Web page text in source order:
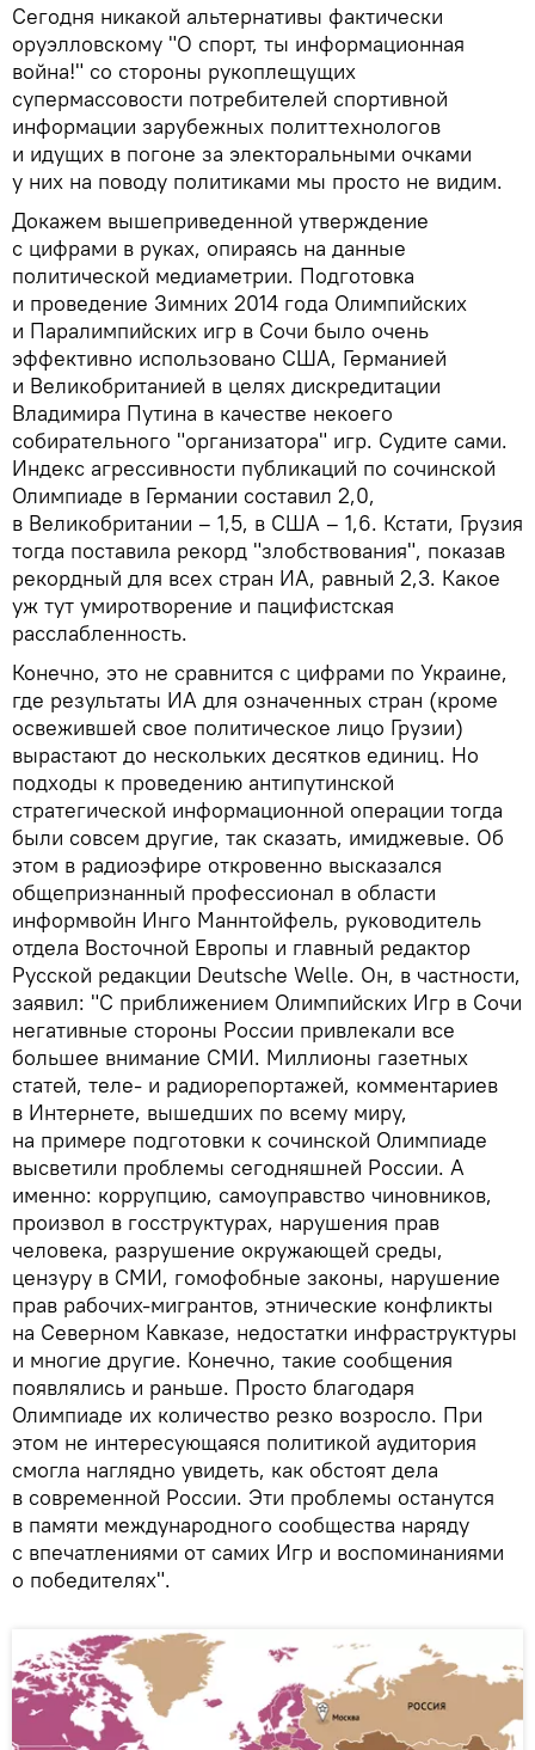
Сегодня никакой альтернативы фактически
оруэлловскому "О спорт, ты информационная
война!" со стороны рукоплещущих
супермассовости потребителей спортивной
информации зарубежных политтехнологов
и идущих в погоне за электоральными очками
у них на поводу политиками мы просто не видим.
Докажем вышеприведенной утверждение
с цифрами в руках, опираясь на данные
политической медиаметрии. Подготовка
и проведение Зимних 2014 года Олимпийских
и Паралимпийских игр в Сочи было очень
эффективно использовано США, Германией
и Великобританией в целях дискредитации
Владимира Путина в качестве некоего
собирательного "организатора" игр. Судите сами.
Индекс агрессивности публикаций по сочинской
Олимпиаде в Германии составил 2,0,
в Великобритании – 1,5, в США – 1,6. Кстати, Грузия
тогда поставила рекорд "злобствования", показав
рекордный для всех стран ИА, равный 2,3. Какое
уж тут умиротворение и пацифистская
расслабленность.
Конечно, это не сравнится с цифрами по Украине,
где результаты ИА для означенных стран (кроме
освежившей свое политическое лицо Грузии)
вырастают до нескольких десятков единиц. Но
подходы к проведению антипутинской
стратегической информационной операции тогда
были совсем другие, так сказать, имиджевые. Об
этом в радиоэфире откровенно высказался
общепризнанный профессионал в области
информвойн Инго Маннтойфель, руководитель
отдела Восточной Европы и главный редактор
Русской редакции Deutsche Welle. Он, в частности,
заявил: "С приближением Олимпийских Игр в Сочи
негативные стороны России привлекали все
большее внимание СМИ. Миллионы газетных
статей, теле- и радиорепортажей, комментариев
в Интернете, вышедших по всему миру,
на примере подготовки к сочинской Олимпиаде
высветили проблемы сегодняшней России. А
именно: коррупцию, самоуправство чиновников,
произвол в госструктурах, нарушения прав
человека, разрушение окружающей среды,
цензуру в СМИ, гомофобные законы, нарушение
прав рабочих-мигрантов, этнические конфликты
на Северном Кавказе, недостатки инфраструктуры
и многие другие. Конечно, такие сообщения
появлялись и раньше. Просто благодаря
Олимпиаде их количество резко возросло. При
этом не интересующаяся политикой аудитория
смогла наглядно увидеть, как обстоят дела
в современной России. Эти проблемы останутся
в памяти международного сообщества наряду
с впечатлениями от самих Игр и воспоминаниями
о победителях".